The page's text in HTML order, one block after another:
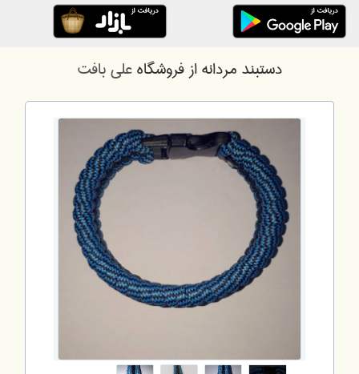
دستبند مردانهاز فروشگاهعلی بافت